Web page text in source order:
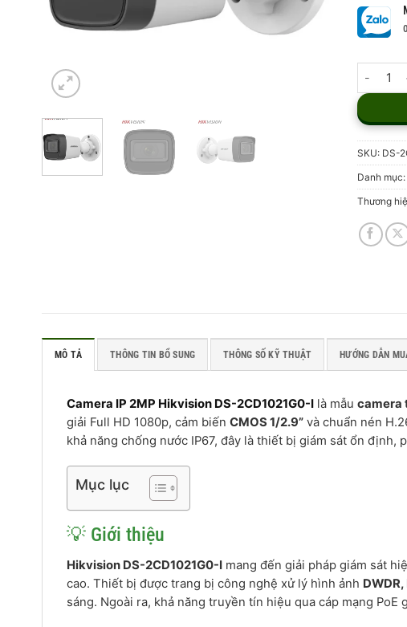
Camera
SKU: DS-
Danh
Thương
MÔ TẢ THÔNG TIN BỔ SUNG THÔNG SỐ KỸ THUẬT HƯỚNG DẪN
Camera IP 2MP Hikvision DS-2CD1021G0-I là mẫu camera
giải Full HD 1080p, cảm biến CMOS 1/2.9” và chuẩn nén
khả năng chống nước IP67, đây là thiết bị giám sát ổn định,
Mục lục
💡 Giới thiệu
Hikvision DS-2CD1021G0-I mang đến giải pháp giám sát
cao. Thiết bị được trang bị công nghệ xử lý hình ảnh DWDR,
sáng. Ngoài ra, khả năng truyền tín hiệu qua cáp mạng